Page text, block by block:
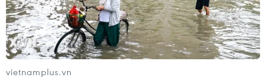
RSS
Hỗ trợ
Ngôn ngữ
TTXVN
Dịch vụ tin
Quảng cáo
vietnamplus.vn